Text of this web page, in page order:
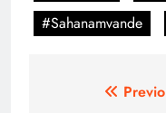
#Sahanamvande